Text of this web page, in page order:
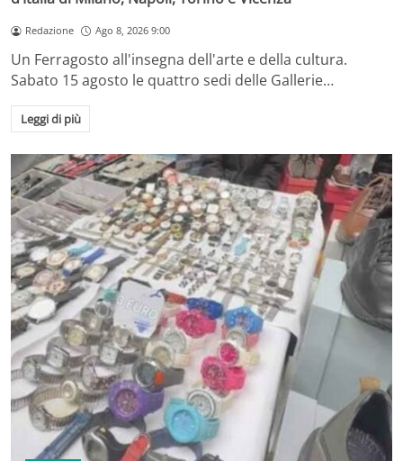
Redazione Ago 8, 2026 9:00
Un Ferragosto all'insegna dell'arte e della cultura.
Sabato 15 agosto le quattro sedi delle Gallerie…
Leggi di più